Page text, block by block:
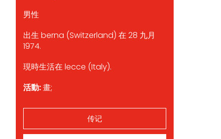
男性
出生 berna (Switzerland) 在 28 九月
1974.
現時生活在 lecce (Italy).
活動:畫;
传记